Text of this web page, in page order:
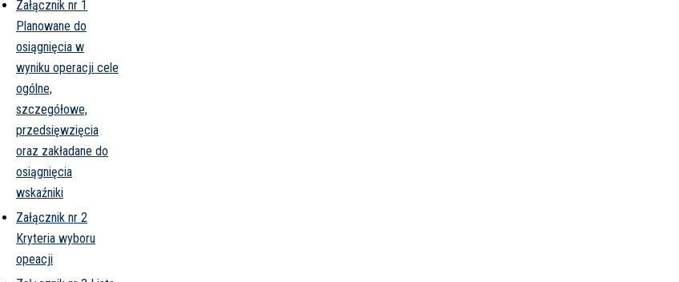
Załącznik nr 1
Planowane do
osiągnięcia w
wyniku operacji cele
ogólne,
szczegółowe,
przedsięwzięcia
oraz zakładane do
osiągnięcia
wskaźniki
Załącznik nr 2
Kryteria wyboru
opeacji